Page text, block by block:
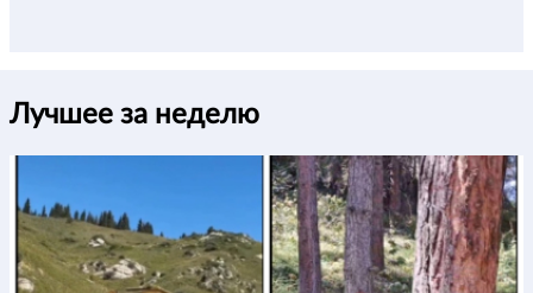
Лучшее за неделю